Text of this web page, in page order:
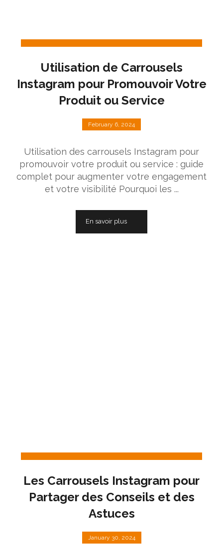
Utilisation de Carrousels
Instagram pour Promouvoir Votre
Produit ou Service
February 6, 2024
Utilisation des carrousels Instagram pour
promouvoir votre produit ou service : guide
complet pour augmenter votre engagement
et votre visibilité Pourquoi les ...
En savoir plus
Les Carrousels Instagram pour
Partager des Conseils et des
Astuces
January 30, 2024